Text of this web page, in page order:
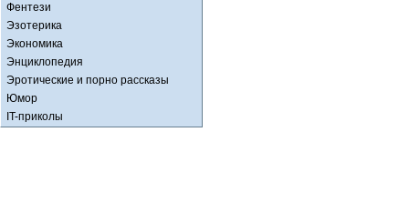
Фентези
Эзотерика
Экономика
Энциклопедия
Эротические и порно рассказы
Юмор
IT-приколы